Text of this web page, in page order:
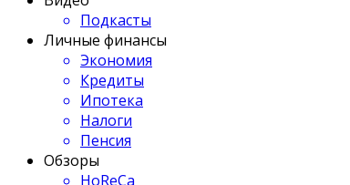
Подкасты
Личные финансы
Экономия
Кредиты
Ипотека
Налоги
Пенсия
Обзоры
HoReCa